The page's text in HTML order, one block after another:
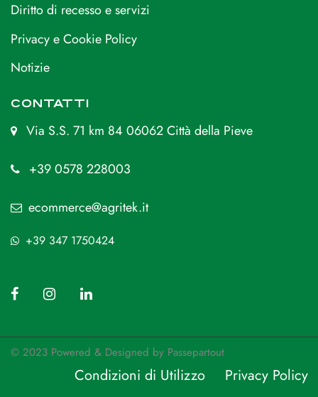
Diritto di recesso e servizi
Privacy e Cookie Policy
Notizie
CONTATTI
Via S.S. 71 km 84 06062 Città della Pieve
+39 0578 228003
ecommerce@agritek.it
+39 347 1750424
© 2023 Powered & Designed by Passepartout
Condizioni di Utilizzo Privacy Policy